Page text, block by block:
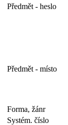
Předmět - heslo
Předmět - místo
Forma, žánr
Systém. číslo